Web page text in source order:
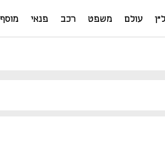
עולם משפט רכב פנאי מוסף